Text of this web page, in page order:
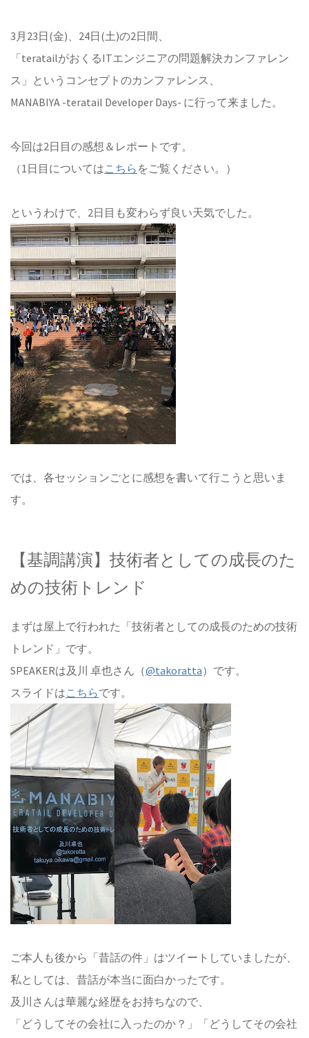
3月23日(金)、24日(土)の2日間、
「teratailがおくるITエンジニアの問題解決カンファレン
ス」というコンセプトのカンファレンス、
MANABIYA -teratail Developer Days- に行って来ました。
今回は2日目の感想＆レポートです。
（1日目についてはこちら をご覧ください。）
というわけで、2日目も変わらず良い天気でした。
では、各セッションごとに感想を書いて行こうと思いま
す。
【基調講演】技術者としての成長のた
めの技術トレンド
まずは屋上で行われた「技術者としての成長のための技術
トレンド」です。
SPEAKERは及川 卓也さん（@takoratta）です。
スライドはこちらです。
ご本人も後から「昔話の件」はツイートしていましたが、
私としては、昔話が本当に面白かったです。
及川さんは華麗な経歴をお持ちなので、
「どうしてその会社に入ったのか？」「どうしてその会社